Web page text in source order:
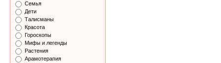
Семья
Дети
Талисманы
Красота
Гороскопы
Мифы и легенды
Растения
Арамотерапия